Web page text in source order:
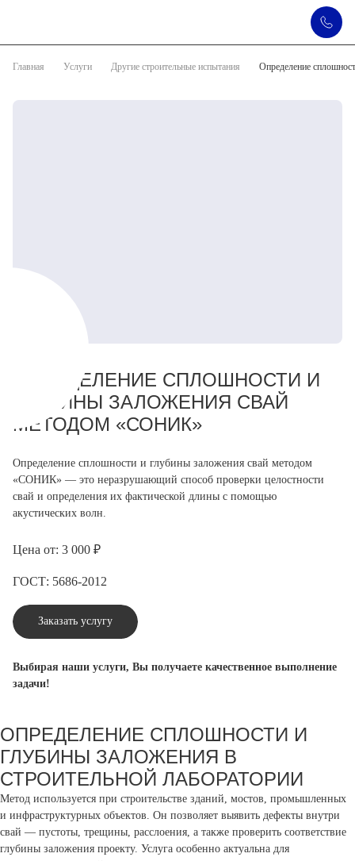
Главная Услуги Другие строительные испытания Определение
ОПРЕДЕЛЕНИЕ СПЛОШНОСТИ И
ГЛУБИНЫ ЗАЛОЖЕНИЯ СВАЙ
МЕТОДОМ «СОНИК»
Цена от: 3 000 ₽
Определение сплошности и глубины заложения свай методом
«СОНИК» — это неразрушающий способ проверки целостности
свай и определения их фактической длины с помощью
акустических волн.
ГОСТ: 5686-2012
Заказать услугу
Выбирая наши услуги, Вы получаете качественное выполнение
задачи!
ОПРЕДЕЛЕНИЕ СПЛОШНОСТИ И
ГЛУБИНЫ ЗАЛОЖЕНИЯ В
СТРОИТЕЛЬНОЙ ЛАБОРАТОРИИ
Метод используется при строительстве зданий, мостов, промышленных
и инфраструктурных объектов. Он позволяет выявить дефекты внутри
свай — пустоты, трещины, расслоения, а также проверить соответствие
глубины заложения проекту. Услуга особенно актуальна для